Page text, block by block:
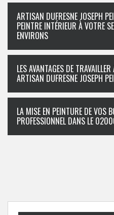
ARTISAN DUFRESNE JOSEPH
PEINTRE INTÉRIEUR À VOTRE
ENVIRONS
LES AVANTAGES DE
ARTISAN DUFRESNE JOSEPH
LA MISE EN PEINTURE DE VOS
PROFESSIONNEL DANS LE